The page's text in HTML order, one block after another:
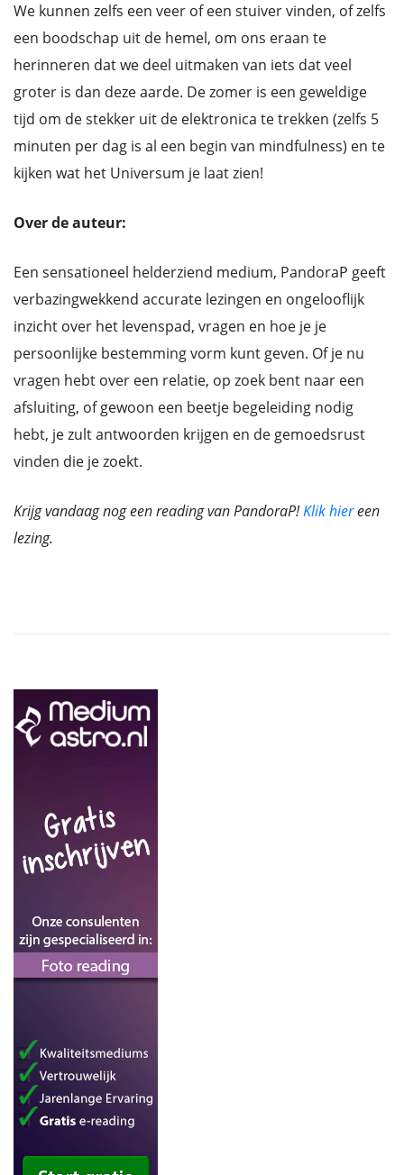
We kunnen zelfs een veer of een stuiver vinden, of zelfs
een boodschap uit de hemel, om ons eraan te
herinneren dat we deel uitmaken van iets dat veel
groter is dan deze aarde. De zomer is een geweldige
tijd om de stekker uit de elektronica te trekken (zelfs 5
minuten per dag is al een begin van mindfulness) en te
kijken wat het Universum je laat zien!
Over de auteur:
Een sensationeel helderziend medium, PandoraP geeft
verbazingwekkend accurate lezingen en ongelooflijk
inzicht over het levenspad, vragen en hoe je je
persoonlijke bestemming vorm kunt geven. Of je nu
vragen hebt over een relatie, op zoek bent naar een
afsluiting, of gewoon een beetje begeleiding nodig
hebt, je zult antwoorden krijgen en de gemoedsrust
vinden die je zoekt.
Krijg vandaag nog een reading van PandoraP!Klik hiereen
lezing.